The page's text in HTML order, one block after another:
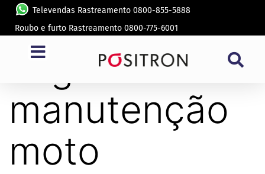
Televendas Rastreamento 0800-855-5888
Roubo e furto Rastreamento 0800-775-6001
Tag:
dicas de
manutenção
moto